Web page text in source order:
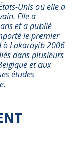
Unis où elle a
Elle a
et a publié
le premier
Lakarayib 2006
dans plusieurs
et aux
études